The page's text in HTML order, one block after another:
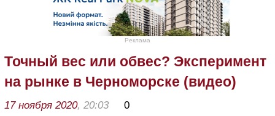
Реклама
Точный вес или обвес? Эксперимент
на рынке в Черноморске (видео)
17 ноября 2020, 20:03 0